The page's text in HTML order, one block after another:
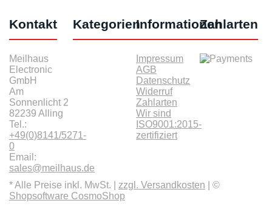
Kontakt
Meilhaus
Electronic
GmbH
Am
Sonnenlicht 2
82239 Alling
Tel.:
+49(0)8141/5271-
0
Email:
sales@meilhaus.de
KategorienInformationen
Impressum
AGB
Datenschutz
Widerruf
Zahlarten
Wir sind
ISO9001:2015-
zertifiziert
Zahlarten
* Alle Preise inkl. MwSt. | zzgl. Versandkosten | ©
Shopsoftware CosmoShop